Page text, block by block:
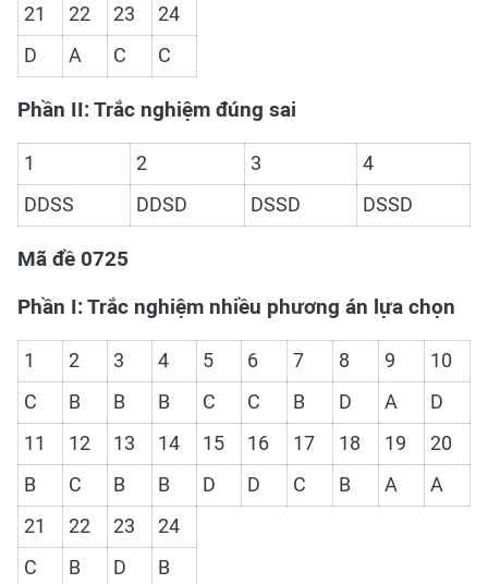
21
22 23
24
D
A C C
Phần II: Trắc nghiệm đúng sai
1 2 3
4
DDSS
DDSD DSSD DSSD
Mã đề 0725
Phần I: Trắc nghiệm nhiều phương án lựa chọn
1 2 3 4 5 6 7 8 9
10
C
B B B C C B D A
D
11
12 13 14 15 16 17 18 19
20
B
C B B D D C B A
A
21
22 23
24
C
B D B